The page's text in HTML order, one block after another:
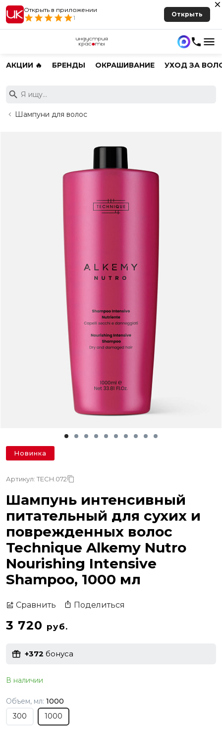
Открыть в приложении
1
Открыть
АКЦИИ 🔥 БРЕНДЫ ОКРАШИВАНИЕ УХОД ЗА
Шампуни для волос
Новинка
Артикул: TECH.072
Шампунь интенсивный
питательный для сухих и
поврежденных волос
Technique Alkemy Nutro
Nourishing Intensive
Shampoo, 1000 мл
Сравнить Поделиться
3 720 руб.
+372 бонуса
В наличии
Объем, мл: 1000
300
1000